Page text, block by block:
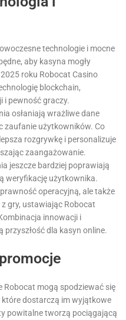
technologie i mocne
aby kasyna mogły
roku Robocat Casino
blockchain,
i pewność graczy.
osłaniają wrażliwe dane
zaufanie użytkowników. Co
rozgrywkę i personalizuje
zaangażowanie.
jeszcze bardziej poprawiają
weryfikację użytkownika.
operacyjną, ale także
gry, ustawiając Robocat
innowacji i
przyszłość dla kasyn online.
Robocat mogą spodziewać się
dostarczą im wyjątkowe
powitalne tworzą pociągającą